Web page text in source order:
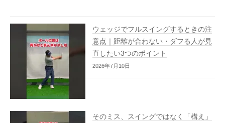
ウェッジでフルスイングするときの注
意点｜距離が合わない・ダフる人が見
直したい3つのポイント
2026年7月10日
そのミス、スイングではなく「構え」